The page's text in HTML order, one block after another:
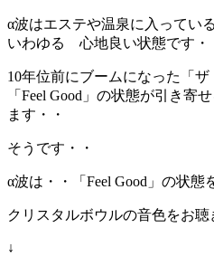
α波はエステや温泉に入ってい
いわゆる 心地良い状態です・
10年位前にブームになった「
「Feel Good」の状態が引き寄
ます・・
そうです・・
α波は・・「Feel Good」の状態
クリスタルボウルの音色をお聴
↓